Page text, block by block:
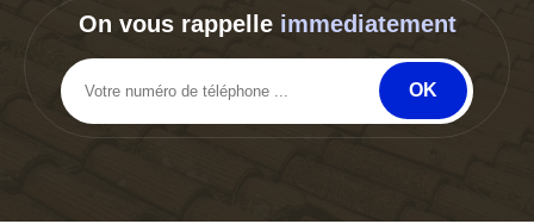
On vous rappelle immediatement